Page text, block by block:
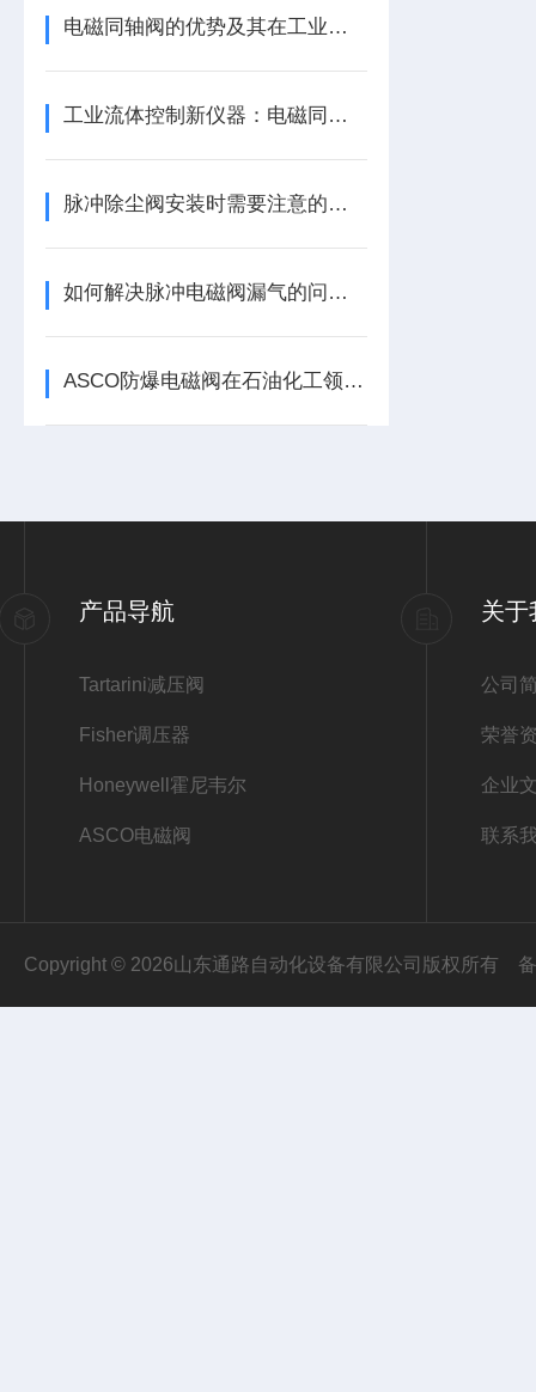
电磁同轴阀的优势及其在工业应用中的重要性
工业流体控制新仪器：电磁同轴阀的性能优化与故障预防策略
脉冲除尘阀安装时需要注意的事项
如何解决脉冲电磁阀漏气的问题？
ASCO防爆电磁阀在石油化工领域的典型应用
产品导航
Tartarini减压阀
Fisher调压器
Honeywell霍尼韦尔
ASCO电磁阀
关于
公司
荣誉
企业
联系
Copyright © 2026山东通路自动化设备有限公司版权所有